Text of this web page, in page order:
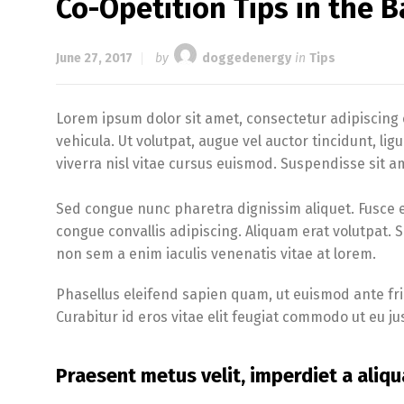
Co-Opetition Tips in the
June 27, 2017 by doggedenergy in Tips
Lorem ipsum dolor sit amet, consectetur
vehicula. Ut volutpat, augue vel auctor tincidunt,
viverra nisl vitae cursus euismod. Suspendisse sit
Sed congue nunc pharetra dignissim aliquet.
congue convallis adipiscing. Aliquam erat volutpat.
non sem a enim iaculis venenatis vitae at lorem.
Phasellus eleifend sapien quam, ut euismod ante
Curabitur id eros vitae elit feugiat commodo ut eu
Praesent metus velit, imperdiet a